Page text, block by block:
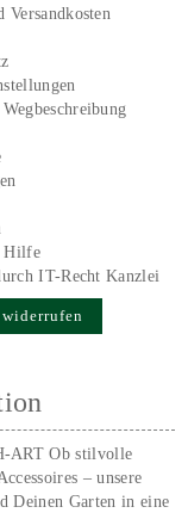
Hilfe
IT-Recht Kanzlei
Ob stilvolle
– unsere
Deinen Garten in eine